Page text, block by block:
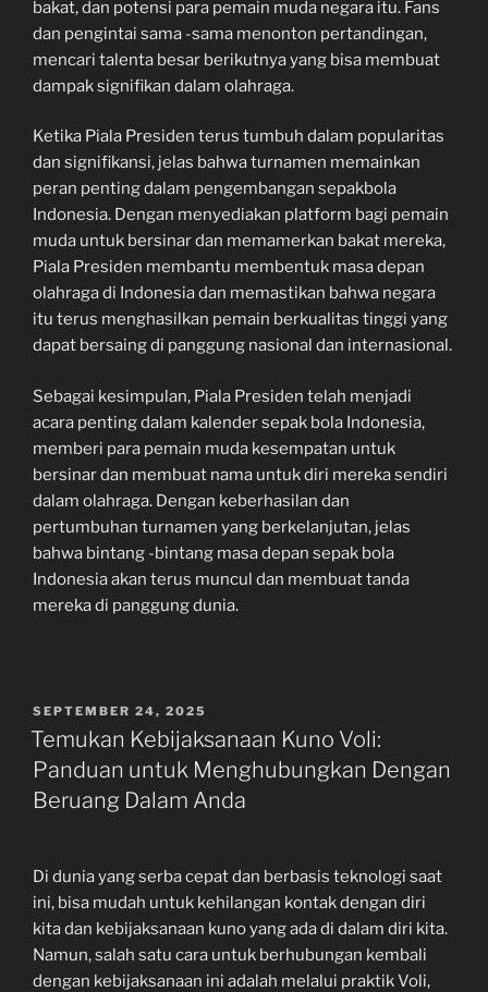
bakat, dan potensi para pemain muda negara itu. Fans
dan pengintai sama -sama menonton pertandingan,
mencari talenta besar berikutnya yang bisa membuat
dampak signifikan dalam olahraga.
Ketika Piala Presiden terus tumbuh dalam popularitas
dan signifikansi, jelas bahwa turnamen memainkan
peran penting dalam pengembangan sepakbola
Indonesia. Dengan menyediakan platform bagi pemain
muda untuk bersinar dan memamerkan bakat mereka,
Piala Presiden membantu membentuk masa depan
olahraga di Indonesia dan memastikan bahwa negara
itu terus menghasilkan pemain berkualitas tinggi yang
dapat bersaing di panggung nasional dan internasional.
Sebagai kesimpulan, Piala Presiden telah menjadi
acara penting dalam kalender sepak bola Indonesia,
memberi para pemain muda kesempatan untuk
bersinar dan membuat nama untuk diri mereka sendiri
dalam olahraga. Dengan keberhasilan dan
pertumbuhan turnamen yang berkelanjutan, jelas
bahwa bintang -bintang masa depan sepak bola
Indonesia akan terus muncul dan membuat tanda
mereka di panggung dunia.
POSTED
ON
SEPTEMBER 24, 2025
Temukan Kebijaksanaan Kuno Voli:
Panduan untuk Menghubungkan Dengan
Beruang Dalam Anda
Di dunia yang serba cepat dan berbasis teknologi saat
ini, bisa mudah untuk kehilangan kontak dengan diri
kita dan kebijaksanaan kuno yang ada di dalam diri kita.
Namun, salah satu cara untuk berhubungan kembali
dengan kebijaksanaan ini adalah melalui praktik Voli,